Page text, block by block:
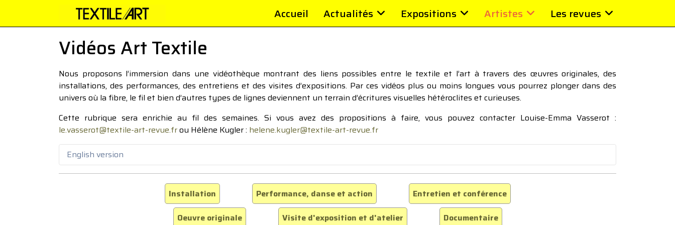
Accueil Actualités Expositions Artistes Les revues
Vidéos Art Textile
Nous proposons l’immersion dans une vidéothèque montrant des liens possibles entre le textile et l’art à travers des œuvres originales, des
installations, des performances, des entretiens et des visites d’expositions. Par ces vidéos plus ou moins longues vous pourrez plonger dans des
univers où la fibre, le fil et bien d’autres types de lignes deviennent un terrain d’écritures visuelles hétéroclites et curieuses.
Cette rubrique sera enrichie au fil des semaines. Si vous avez des propositions à faire, vous pouvez contacter Louise-Emma Vasserot :
le.vasserot@textile-art-revue.frou Hélène Kugler : helene.kugler@textile-art-revue.fr
English version
Installation Performance, danse et action
Entretien et conférence
Oeuvre originale
Visite d'exposition et d'atelier Documentaire